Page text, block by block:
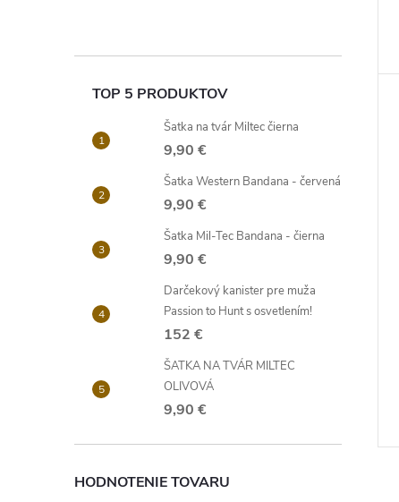
TOP 5 PRODUKTOV
Šatka na tvár Miltec čierna
9,90 €
Šatka Western Bandana - červená
9,90 €
Šatka Mil-Tec Bandana - čierna
9,90 €
Darčekový kanister pre muža
Passion to Hunt s osvetlením!
152 €
ŠATKA NA TVÁR MILTEC
OLIVOVÁ
9,90 €
HODNOTENIE TOVARU